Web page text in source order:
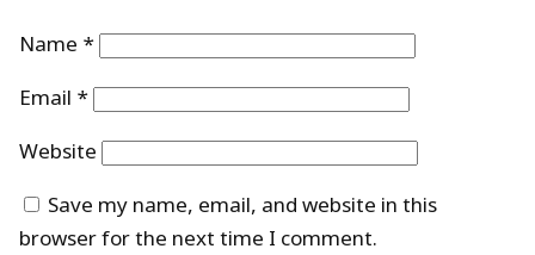
Name *
Email *
Website
Save my name, email, and website in this
browser for the next time I comment.